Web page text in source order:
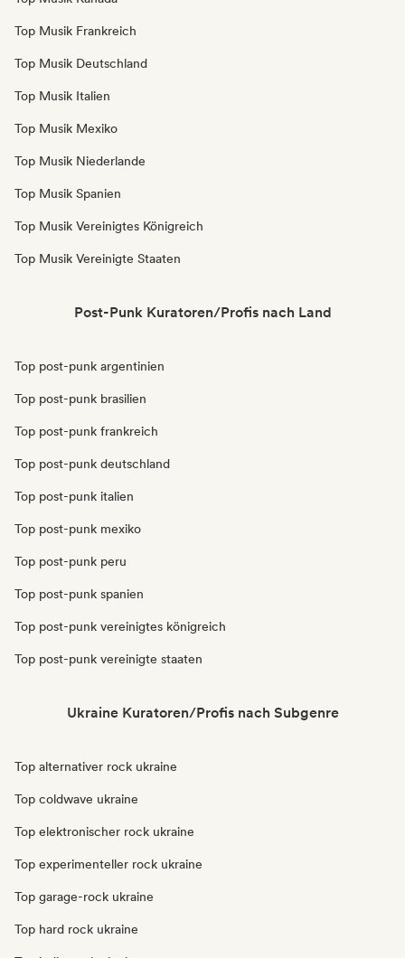
Top Musik Frankreich
Top Musik Deutschland
Top Musik Italien
Top Musik Mexiko
Top Musik Niederlande
Top Musik Spanien
Top Musik Vereinigtes Königreich
Top Musik Vereinigte Staaten
Post-Punk Kuratoren/Profis nach Land
Top post-punk argentinien
Top post-punk brasilien
Top post-punk frankreich
Top post-punk deutschland
Top post-punk italien
Top post-punk mexiko
Top post-punk peru
Top post-punk spanien
Top post-punk vereinigtes königreich
Top post-punk vereinigte staaten
Ukraine Kuratoren/Profis nach Subgenre
Top alternativer rock ukraine
Top coldwave ukraine
Top elektronischer rock ukraine
Top experimenteller rock ukraine
Top garage-rock ukraine
Top hard rock ukraine